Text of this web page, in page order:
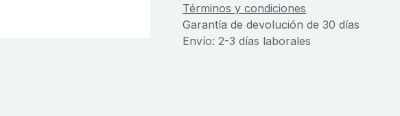
Términos y condiciones
Garantía de devolución de 30 días
Envío: 2-3 días laborales